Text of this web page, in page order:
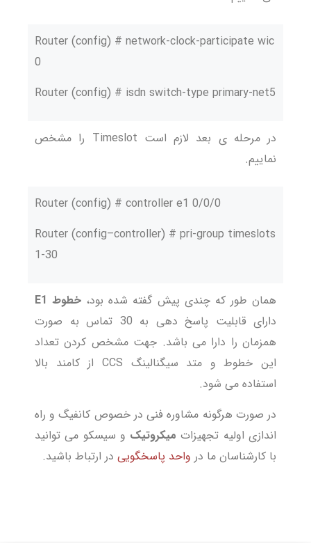
Router (config) # network-clock-participate wic
0
Router (config) # isdn switch-type primary-net5
در مرحله ی بعد لازم است Timeslot را مشخص
نماییم.
Router (config) # controller e1 0/0/0
Router (config–controller) # pri-group timeslots
1-30
همان طور که چندی پیش گفته شده بود، خطوط E1
دارای قابلیت پاسخ دهی به 30 تماس به صورت
همزمان را دارا می باشد. جهت مشخص کردن تعداد
این خطوط و متد سیگنالینگ CCS از کامند بالا
استفاده می شود.
در صورت هرگونه مشاوره فنی در خصوص کانفیگ و راه
اندازی اولیه تجهیزات میکروتیک و سیسکو می توانید
با کارشناسان ما در واحد پاسخگویی در ارتباط باشید.